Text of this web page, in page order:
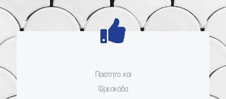
Ποιότητα και
Φρεσκάδα